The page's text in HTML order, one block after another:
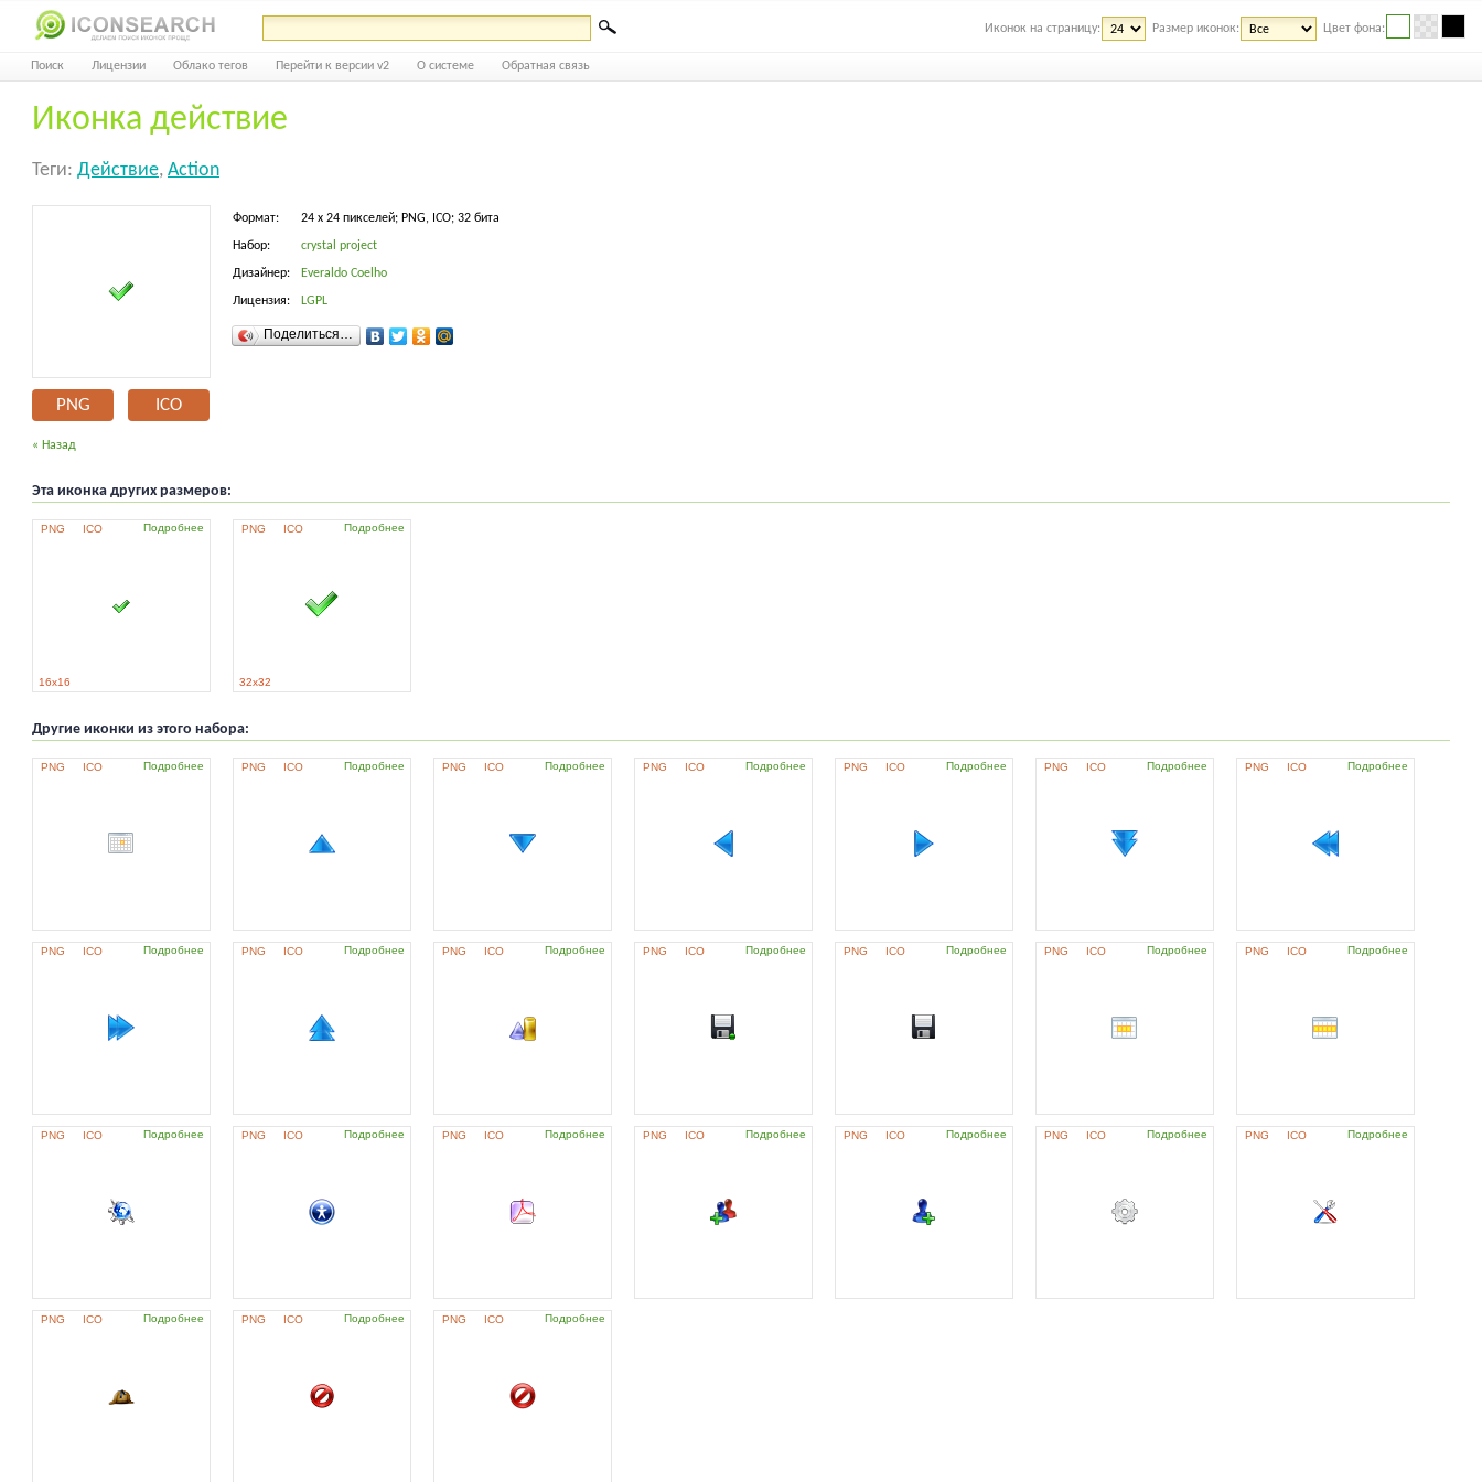
Иконок на страницу: Размер иконок: Цвет фона:
Поиск Лицензии Облако тегов Перейти к версии v2 О системе Обратная связь
Иконка действие
Теги: Действие, Action
PNG ICO
Формат: 24 x 24 пикселей; PNG, ICO; 32 бита
Набор: crystal project
Дизайнер: Everaldo Coelho
Лицензия: LGPL
Поделиться…
« Назад
Эта иконка других размеров:
PNG ICO Подробнее
16x16
PNG ICO Подробнее
32x32
Другие иконки из этого набора:
PNG ICO Подробнее PNG ICO Подробнее PNG ICO Подробнее PNG ICO Подробнее PNG ICO Подробнее PNG ICO Подробнее PNG ICO Подробнее
PNG ICO Подробнее PNG ICO Подробнее PNG ICO Подробнее PNG ICO Подробнее PNG ICO Подробнее PNG ICO Подробнее PNG ICO Подробнее
PNG ICO Подробнее PNG ICO Подробнее PNG ICO Подробнее PNG ICO Подробнее PNG ICO Подробнее PNG ICO Подробнее PNG ICO Подробнее
PNG ICO Подробнее PNG ICO Подробнее PNG ICO Подробнее